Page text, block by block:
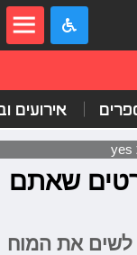
אירועים
שאתם
לשים את המוח